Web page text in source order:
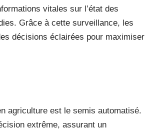
vitales sur l’état des
Grâce à cette surveillance, les
décisions éclairées pour maximiser
agriculture est le semis automatisé.
extrême, assurant un